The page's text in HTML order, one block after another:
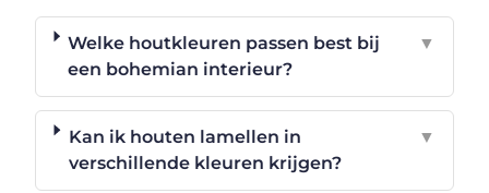
Welke houtkleuren passen best bij
een bohemian interieur?
▼
Kan ik houten lamellen in
verschillende kleuren krijgen?
▼